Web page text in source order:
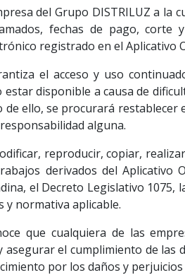
del Grupo DISTRILUZ a
fechas de pago,
registrado en el Aplicativo
el acceso y uso
disponible a causa de
de ello, se procurará
alguna.
reproducir, copiar,
derivados del
el Decreto Legislativo
y normativa aplicable.
que cualquiera de las
el cumplimiento de las
por los daños y